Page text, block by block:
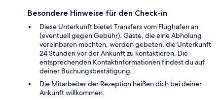
Besondere Hinweise für den Check-in
Diese Unterkunft bietet Transfers vom Flughafen an
(eventuell gegen Gebühr). Gäste, die eine Abholung
vereinbaren möchten, werden gebeten, die Unterkunft
24 Stunden vor der Ankunft zu kontaktieren. Die
entsprechenden Kontaktinformationen findest du auf
deiner Buchungsbestätigung.
Die Mitarbeiter der Rezeption heißen dich bei deiner
Ankunft willkommen.